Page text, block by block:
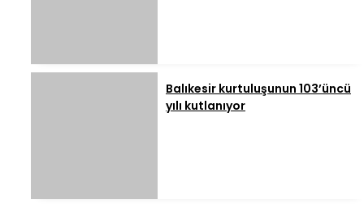
Balıkesir kurtuluşunun 103’üncü
yılı kutlanıyor